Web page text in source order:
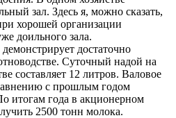
зал. Здесь я, можно сказать,
хорошей организации
доильного зала.
достаточно
Суточный надой на
составляет 12 литров. Валовое
с прошлым годом
итогам года в акционерном
2500 тонн молока.